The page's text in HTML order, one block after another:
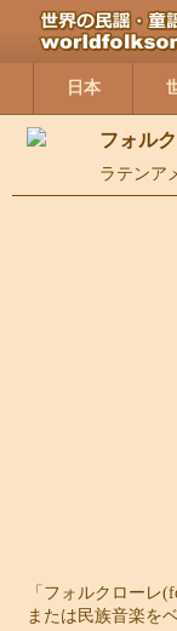
日本
フォル
ラテンア
「フォルクローレ
または民族音楽を